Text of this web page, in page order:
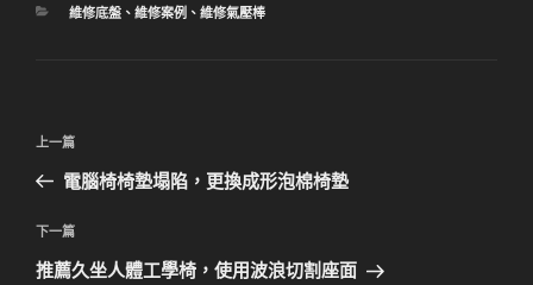
分
維修底盤、 維修案例、 維修氣壓棒
文
導
覽
上
一
文
章
上一篇
電腦椅椅墊塌陷，更換成形泡棉椅墊
下
一
下一篇
推薦久坐人體工學椅，使用波浪切割座面